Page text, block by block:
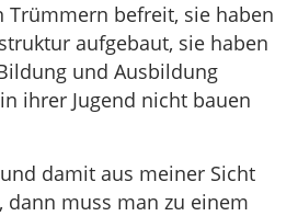
Trümmern befreit, sie haben
aufgebaut, sie haben
und Ausbildung
ihrer Jugend nicht bauen
damit aus meiner Sicht
muss man zu einem